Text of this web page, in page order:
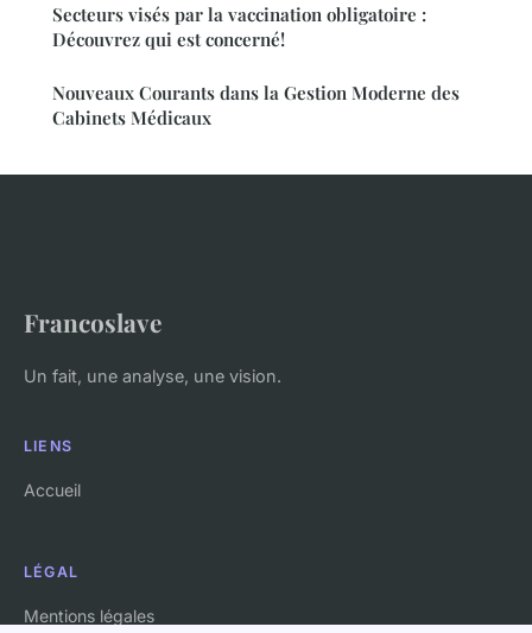
Secteurs visés par la vaccination obligatoire :
Découvrez qui est concerné!
Nouveaux Courants dans la Gestion Moderne des
Cabinets Médicaux
Francoslave
Un fait, une analyse, une vision.
LIENS
Accueil
LÉGAL
Mentions légales